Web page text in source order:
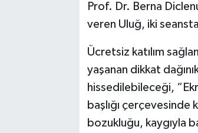
Prof. Dr. Berna
veren Uluğ, iki
Ücretsiz katılım
yaşanan dikkat
hissedilebileceği,
başlığı çerçevesinde
bozukluğu, kaygıyla